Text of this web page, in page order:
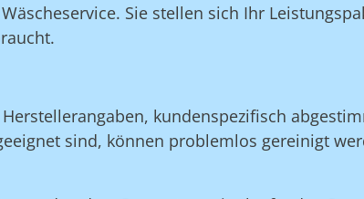
Sie stellen sich Ihr
kundenspezifisch
sind, können problemlos gereinigt